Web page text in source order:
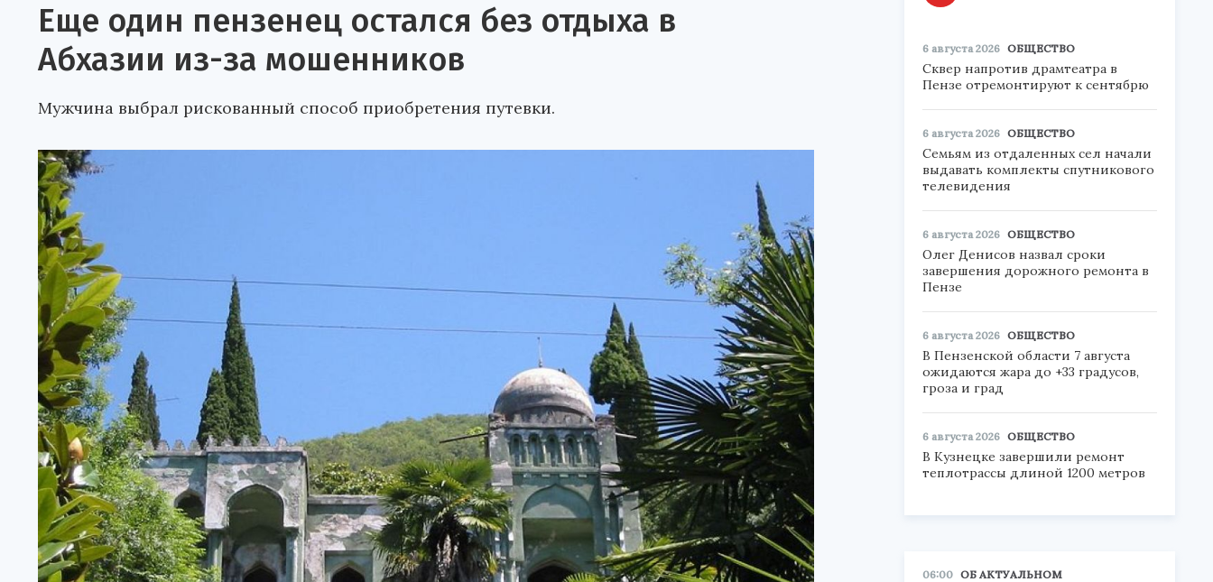
Еще один пензенец остался без отдыха в
Абхазии из-за мошенников
Мужчина выбрал рискованный способ приобретения путевки.
6 августа 2026 ОБЩЕСТВО
Сквер напротив драмтеатра в
Пензе отремонтируют к сентябрю
6 августа 2026 ОБЩЕСТВО
Семьям из отдаленных сел начали
выдавать комплекты спутникового
телевидения
6 августа 2026 ОБЩЕСТВО
Олег Денисов назвал сроки
завершения дорожного ремонта в
Пензе
6 августа 2026 ОБЩЕСТВО
В Пензенской области 7 августа
ожидаются жара до +33 градусов,
гроза и град
6 августа 2026 ОБЩЕСТВО
В Кузнецке завершили ремонт
теплотрассы длиной 1200 метров
06:00 ОБ АКТУАЛЬНОМ